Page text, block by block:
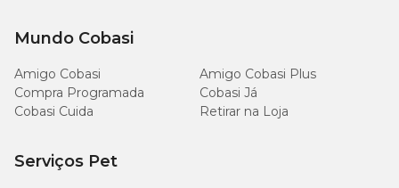
Mundo Cobasi
Amigo Cobasi
Amigo Cobasi Plus
Compra Programada
Cobasi Já
Cobasi Cuida
Retirar na Loja
Serviços Pet